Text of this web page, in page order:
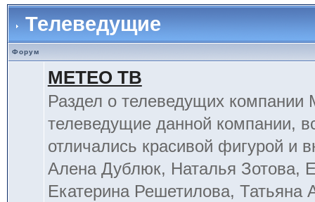
Телеведущие
Форум
МЕТЕО ТВ
Раздел о телеведущих
телеведущие данной компании,
отличались красивой фигурой и
Алена Дублюк, Наталья Зотова,
Екатерина Решетилова, Татьяна